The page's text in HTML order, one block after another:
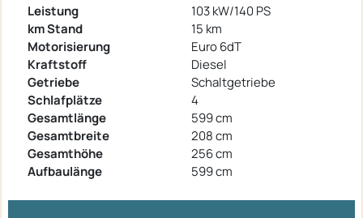
Leistung
103 kW/140 PS
km Stand
15 km
Motorisierung
Euro 6dT
Kraftstoff
Diesel
Getriebe
Schaltgetriebe
Schlafplätze
4
Gesamtlänge
599 cm
Gesamtbreite
208 cm
Gesamthöhe
256 cm
Aufbaulänge
599 cm